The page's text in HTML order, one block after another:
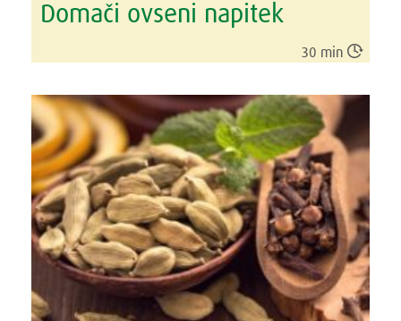
Domači ovseni napitek
30 min 